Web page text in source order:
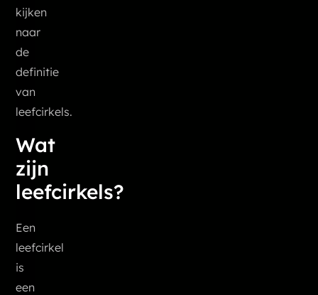
kijken
naar
de
definitie
van
leefcirkels.
Wat
zijn
leefcirkels?
Een
leefcirkel
is
een